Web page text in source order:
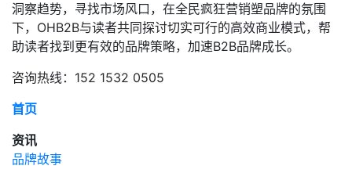
洞察趋势，寻找市场风口，在全民疯狂营销塑品牌的氛围
下，OHB2B与读者共同探讨切实可行的高效商业模式，帮
助读者找到更有效的品牌策略，加速B2B品牌成长。
咨询热线：152 1532 0505
首页
资讯
品牌故事